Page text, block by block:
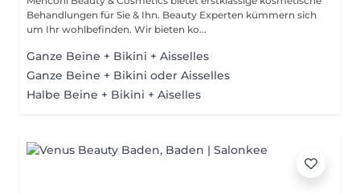
Behandlungen für Sie & Ihn. Beauty Experten kümmern sich
um Ihr wohlbefinden. Wir bieten ko...
Ganze Beine + Bikini + Aisselles
Ganze Beine + Bikini oder Aisselles
Halbe Beine + Bikini + Aiselles